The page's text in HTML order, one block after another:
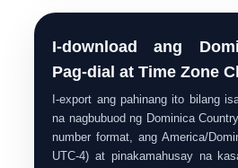
I-download ang
Pag-dial at Time Zone
I-export ang pahinang ito bilang
na nagbubuod ng Dominica
number format, ang America/
UTC-4) at pinakamahusay na